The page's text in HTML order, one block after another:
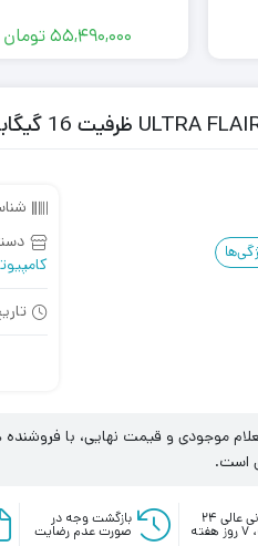
55,490,000تومان
موجودی و قیمت نهایی، با فروشنده
است.
پشتیبانی عالی ۲۴ بازگشت وجه در
صورت عدم رضایت